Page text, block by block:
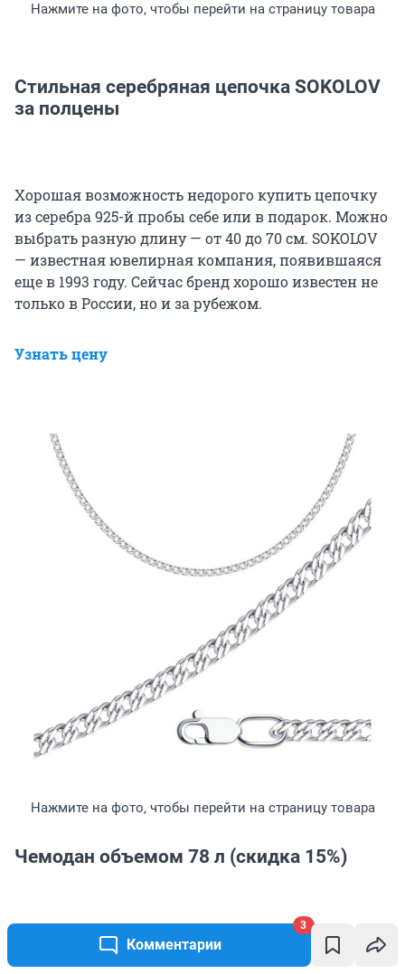
Комментарии
3
Нажмите на фото, чтобы перейти на страницу товара
Стильная серебряная цепочка SOKOLOV
за полцены
Хорошая возможность недорого купить цепочку
из серебра 925-й пробы себе или в подарок. Можно
выбрать разную длину — от 40 до 70 см. SOKOLOV
— известная ювелирная компания, появившаяся
еще в 1993 году. Сейчас бренд хорошо известен не
только в России, но и за рубежом.
Узнать цену
Нажмите на фото, чтобы перейти на страницу товара
Чемодан объемом 78 л (скидка 15%)
Чемодан Tevin изготовлен так, чтобы выдержать
самые непростые маршруты. У него специальные